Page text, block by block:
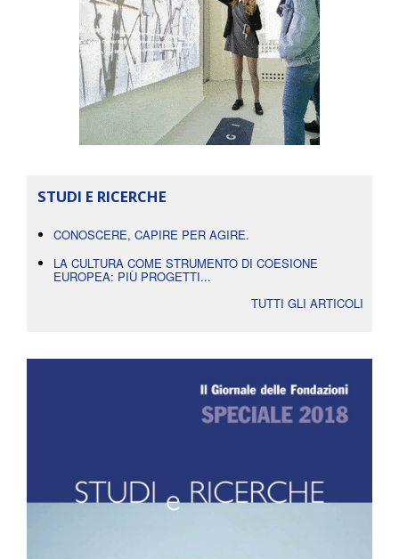
STUDI E RICERCHE
CONOSCERE, CAPIRE PER AGIRE.
LA CULTURA COME STRUMENTO DI COESIONE
EUROPEA: PIÙ PROGETTI...
TUTTI GLI ARTICOLI